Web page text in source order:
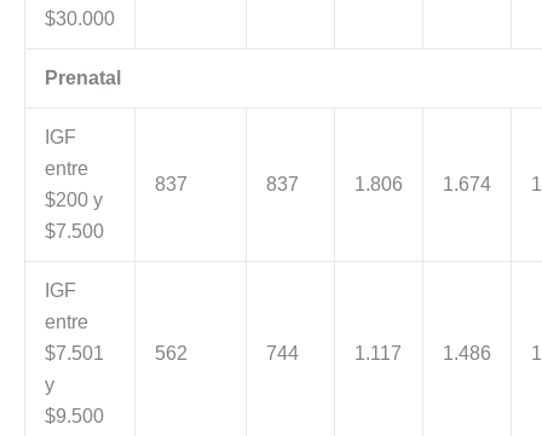
$30.000
Prenatal
IGF
entre
$200 y
$7.500
837 837 1.806 1.674
IGF
entre
$7.501
y
$9.500
562 744 1.117 1.486